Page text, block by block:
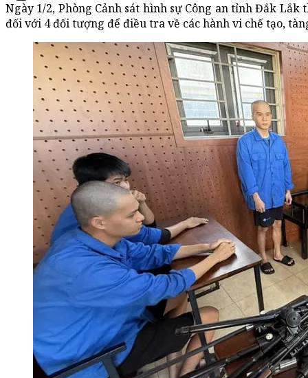
Ngày 1/2, Phòng Cảnh sát hình sự Công an tỉnh Đắk
đối với 4 đối tượng để điều tra về các hành vi chế tạo,